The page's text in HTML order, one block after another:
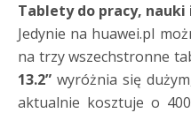
Tablety do pracy,
Jedynie na huawei.pl
na trzy wszechstronne
13.2” wyróżnia się
aktualnie kosztuje o 400